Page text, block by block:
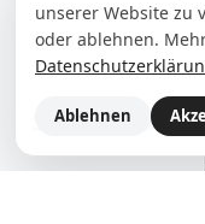
Skoda
unserer Website zu
oder ablehnen.
Ablehnen